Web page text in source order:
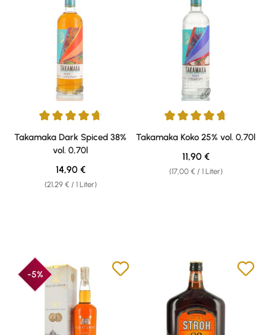
Durchschnittliche Bewertung von 4.87 von 5 Sternen
Takamaka Dark Spiced 38%
vol. 0,70l
(21,29 € / 1 Liter)
Regulärer Preis:
14,90 €
Durchschnittliche Bewertung
Takamaka Koko 25% vol. 0,70l
(17,00 € / 1 Liter)
Regulärer Preis:
11,90 €
-5%